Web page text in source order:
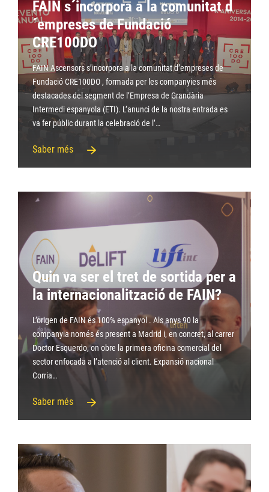
FAIN s´incorpora a la comunitat d
´empreses de Fundació
CRE100DO
FAIN Ascensors s’incorpora a la comunitat d’empreses de
Fundació CRE100DO , formada per les companyies més
destacades del segment de l’Empresa de Grandària
Intermedi espanyola (ETI). L’anunci de la nostra entrada es
va fer públic durant la celebració de l’…
Saber més
Quin va ser el tret de sortida per a
la internacionalització de FAIN?
L’origen de FAIN és 100% espanyol . Als anys 90 la
companyia només és present a Madrid i, en concret, al carrer
Doctor Esquerdo, on obre la primera oficina comercial del
sector enfocada a l’atenció al client. Expansió nacional
Corria…
Saber més